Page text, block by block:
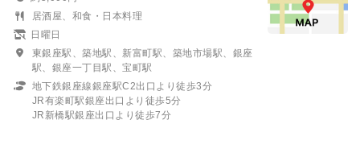
居酒屋、和食・日本料理
日曜日
東銀座駅、築地駅、新富町駅、築地市場駅、銀座
駅、銀座一丁目駅、宝町駅
地下鉄銀座線銀座駅C2出口より徒歩3分
JR有楽町駅銀座出口より徒歩5分
JR新橋駅銀座出口より徒歩7分